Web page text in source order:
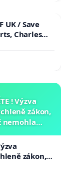
UK / Save
Charles
! Výzva
zákon,
nemohla
zákon,
opakovat!